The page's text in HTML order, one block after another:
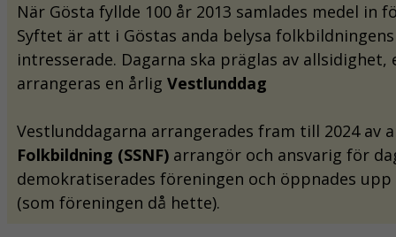
När Gösta fyllde 100 år 2013 samlades medel
Syftet är att i Göstas anda belysa
intresserade. Dagarna ska präglas av
arrangeras en årlig Vestlunddag
Vestlunddagarna arrangerades fram till 2024 av
Folkbildning (SSNF)arrangör och ansvarig för
demokratiserades föreningen och öppnades
(som föreningen då hette).